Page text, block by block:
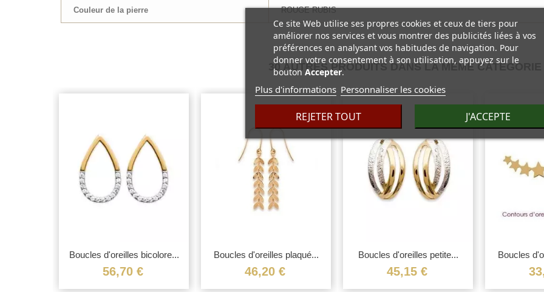
Couleur de la pierre ROUGE RUBIS
30 AUTRES PRODUITS DANS LA MÊME CATÉGORIE
Boucles d'oreilles bicolore...
56,70 €
Boucles d'oreilles plaqué...
46,20 €
Boucles d'oreilles petite...
45,15 €
Boucles
Ce site Web utilise ses propres cookies et ceux de tiers pour
améliorer nos services et vous montrer des publicités liées à vos
préférences en analysant vos habitudes de navigation. Pour
donner votre consentement à son utilisation, appuyez sur le
bouton Accepter.
Plus d'informations Personnaliser les cookies
REJETER TOUT J'ACCEPTE